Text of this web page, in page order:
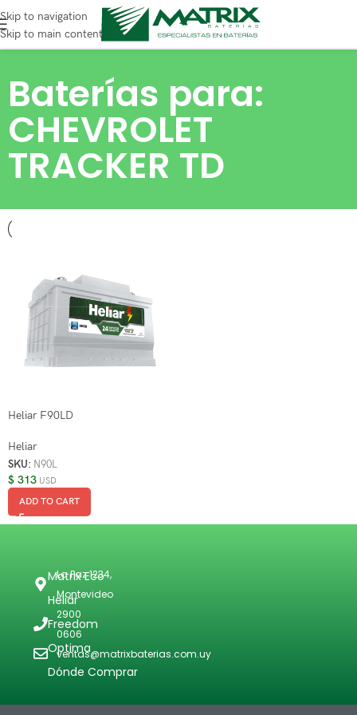
Skip to navigation
Skip to main content
Baterías para:
CHEVROLET
TRACKER TD
Heliar F90LD
Heliar
SKU: N90L
$ 313 USD
ADD TO CART
La Paz 1234,
Montevideo
2900
0606
ventas@matrixbaterias.com.uy
Matrix Eco
Heliar
Freedom
Optima
Dónde Comprar